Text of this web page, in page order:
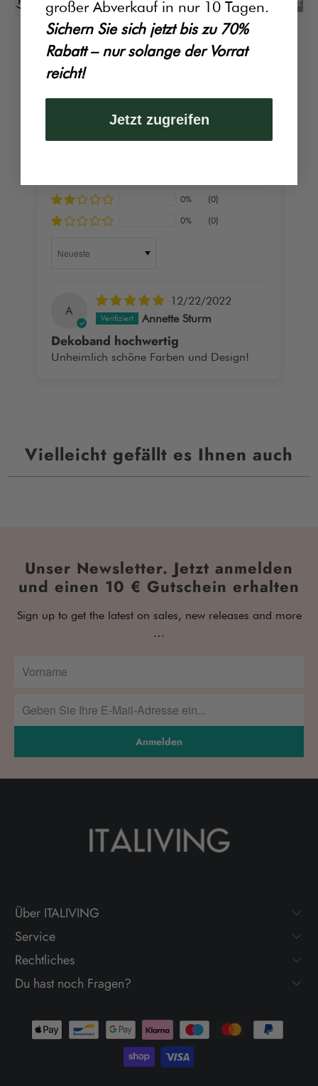
Kundenbewertungen
0%
(0)
0%
(0)
A
12/22/2022
Annette Sturm
Dekoband hochwertig
Unheimlich schöne Farben und Design!
Vielleicht gefällt es Ihnen auch
Unser Newsletter. Jetzt anmelden
und einen 10 € Gutschein erhalten
Sign up to get the latest on sales, new releases and more
…
Anmelden
Über ITALIVING
Service
Rechtliches
Du hast noch Fragen?
großer Abverkauf in nur 10 Tagen.
Sichern Sie sich jetzt bis zu 70%
Rabatt – nur solange der Vorrat
reicht!
Jetzt zugreifen